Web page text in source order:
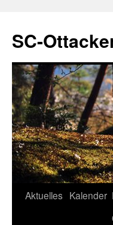
SC-
Zum
Aktuelles Kalender